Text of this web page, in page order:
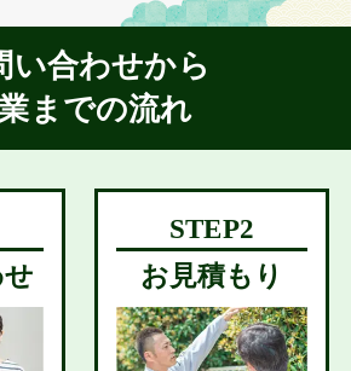
い合わせから
までの流れ
お見積もり